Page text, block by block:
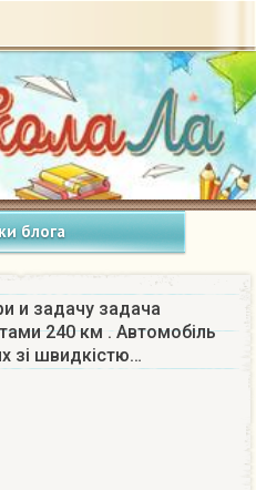
блога
и задачу задача
240 км . Автомобіль
зі швидкістю…